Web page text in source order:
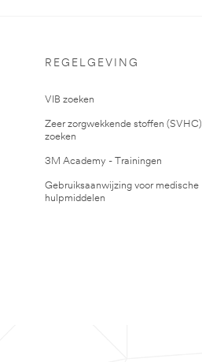
REGELGEVING
VIB zoeken
Zeer zorgwekkende stoffen (SVHC)
zoeken
3M Academy - Trainingen
Gebruiksaanwijzing voor medische
hulpmiddelen